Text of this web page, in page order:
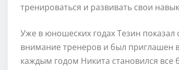
тренироваться и развивать свои
Уже в юношеских годах Тезин
внимание тренеров и был приглашен
каждым годом Никита становился